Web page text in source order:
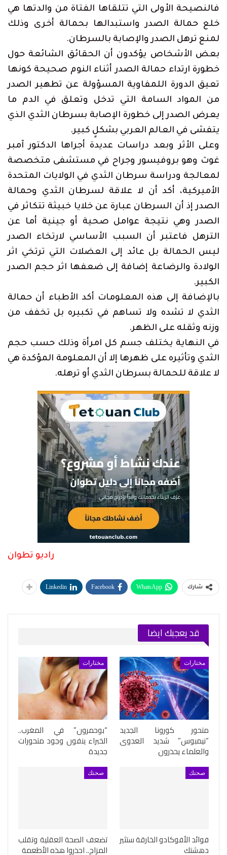
فالنصيحة الأولى التي تتلقاها الفتاة من والدتها هي
خلع حمالة الصدر واستبدالها بحمالة أخرى وذلك
لمنع ترهل الصدر والإصابة بالسرطان.
بعض الأشخاص يؤكدون أن الحقائق الشائعة حول
خطورة ارتداء حمالة الصدر أثناء النوم صحيحة كونها
تعيق الدورة اللمفاوية المسؤولة عن تطهير الصدر
من المواد السامة التي تدخل وتعلق في الدم ما
يعرض الصدر إلى خطورة الإصابة بسرطان الثدي الذي
يتفشى في العالم العربي بشكلٍ كبير.
وعلى الأثر وبعد دراسات عديدة أجراها الدكتور آمبر
غوث وهو بروفيسور وجراح في مستشفى متخصصة
لمعالجة ودراسة سرطان الثدي في الولايات المتحدة
الأميركية، أكد أن لا علاقة لسرطان الثدي وحمالة
الصدر إذ أن السرطان عبارة عن خلايا خبيثة تتكاثر في
الصدر وهي نتيجة عوامل صحية أو جينية أما عن
الترهل فاعتبر أن السبب الأساسي لارتخاء الصدر
ليس الحمالة بل عائد إلى العضلات التي ترتخي اثر
الولادة والرضاعة إضافة إلى ضعفها اثر حجم الصدر
الكبير.
بالإضافة إلى هذه المعلومات أكد الأطباء أن حمالة
الثدي لا تشده ولا تساهم في تكبيره بل تخفف من
وزنه وثقله على الظهر.
في النهاية يختلف جسم كل امرأة وذلك حسب حجم
الثدي وتأثيره على ظهرها إلا أن المعلومة المؤكدة هي
لا علاقة للحمالة بسرطان الثدي أو ترهله.
راديو تطوان
شارك WhatsApp
Facebook
Linkedin
قد يعجبك ايضا
مختارات
متحور كورونا الجديد
“نيمبوس” شديد العدوى
والعلماء يحذرون
مختارات
“بوحمرون” في المغرب..
الخبراء ينفون وجود متحورات
جديدة
صحتك
فوائد الأفوكادو الخارقة ستثير
دهشتك
صحتك
تضعف الصحة العقلية وتقلب
المزاج.. احذروا هذه الأطعمة